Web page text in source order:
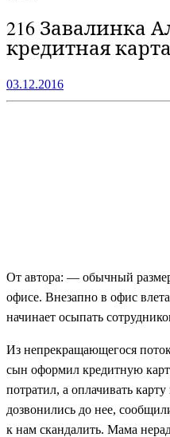
216 Завалинка
кредитная карта
03.12.2016
От автора: — обычный
офисе. Внезапно в офис
начинает осыпать
Из непрекращающегося
сын оформил кредитную
потратил, а оплачивать
дозвонились до нее,
к нам скандалить. Мама